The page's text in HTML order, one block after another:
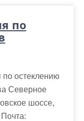
по
по остеклению
Северное
шоссе,